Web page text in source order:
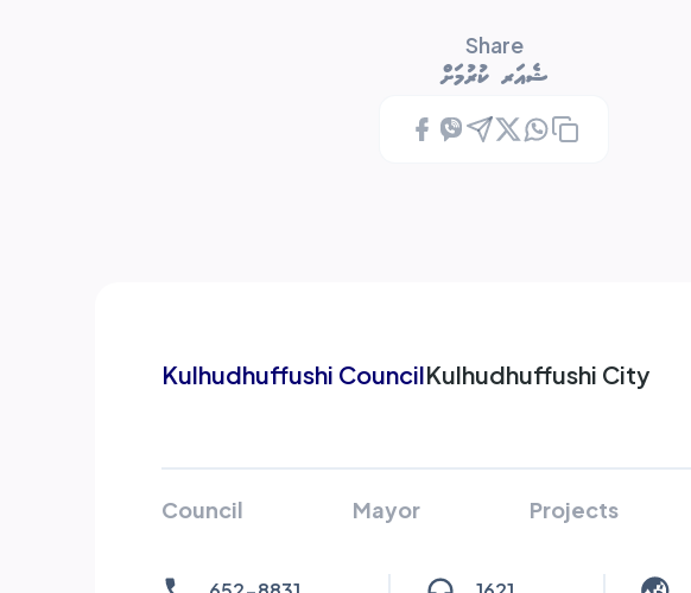
Share
ޝެއަރ ކުރުމަށް
Kulhudhuffushi CouncilKulhudhuffushi City
Council Mayor Projects